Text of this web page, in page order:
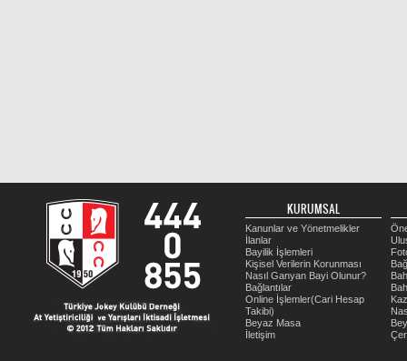
KURUMSAL
Kanunlar ve Yönetmelikler
İlanlar
Bayilik İşlemleri
Kişisel Verilerin Korunması
Nasıl Ganyan Bayi Olunur?
Bağlantılar
Online İşlemler(Cari Hesap
Takibi)
Beyaz Masa
İletişim